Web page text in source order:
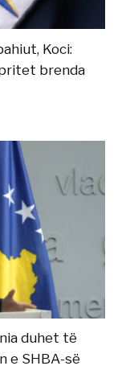
Koci:
brenda
duhet të
e SHBA-së